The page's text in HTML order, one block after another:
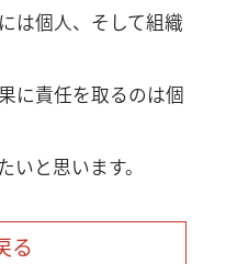
は個人、そして組織
に責任を取るのは個
と思います。
る